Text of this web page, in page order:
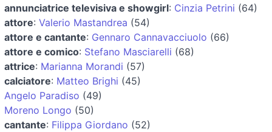
annunciatrice televisiva e showgirl: Cinzia Petrini (64)
attore: Valerio Mastandrea (54)
attore e cantante: Gennaro Cannavacciuolo (66)
attore e comico: Stefano Masciarelli (68)
attrice: Marianna Morandi (57)
calciatore: Matteo Brighi (45)
Angelo Paradiso (49)
Moreno Longo (50)
cantante: Filippa Giordano (52)